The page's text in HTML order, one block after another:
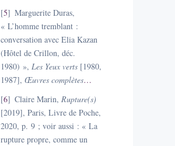
5
Marguerite Duras,
« L’homme tremblant :
conversation avec Elia Kazan
(Hôtel de Crillon, déc.
1980) », Les Yeux verts [1980,
1987], Œuvres complètes…
6
Claire Marin, Rupture(s)
[2019], Paris, Livre de Poche,
2020, p. 9 ; voir aussi : « La
rupture propre, comme un